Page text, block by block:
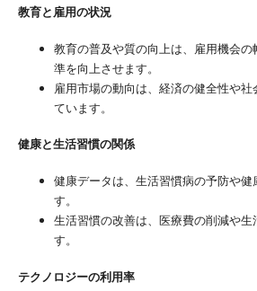
教育と雇用の状況
教育の普及や質の向上は、雇用機会
準を向上させます。
雇用市場の動向は、経済の健全性や
ています。
健康と生活習慣の関係
健康データは、生活習慣病の予防や健
す。
生活習慣の改善は、医療費の削減や生
す。
テクノロジーの利用率